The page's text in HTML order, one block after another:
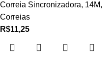
Correia Sincronizadora, 14M,
Correias
R$11,25